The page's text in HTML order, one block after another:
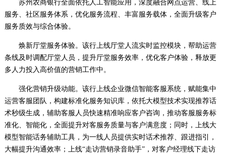
苏州农商银行全面依托人工智能应用，深度融合网点运营、线上
服务、社区服务体系，优化服务流程、丰富服务载体，全面升级客户
服务质效与综合体验。
焕新厅堂服务体验。该行上线厅堂人流实时监控模块，帮助运营
条线及时调配厅堂人员，提升厅堂服务效率，优化客户体验，释放更
多人力投入高价值的营销工作中。
强化营销升级动能。该行上线企业微信智能客服系统，赋能集中
运营客服团队，构建标准化服务知识库，依托大模型技术实现推荐话
术秒级生成，辅助客服人员快速精准响应客户咨询，推动客服服务标
准化、智能化，全面提升对客服务质量与客户满意度；同时，上线大
模型智能话务辅助工具，为一线人员提供实时话术推荐、跟进指引，
大幅提升沟通效率；上线“走访营销录音助手”，对客户经理线下走访